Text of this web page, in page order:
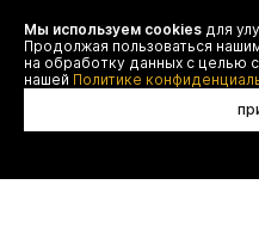
Я даю согласие на сбор,
персональных данных (имя,
рекламных и
Юнайтед', а также
Политикой
Мы используем cookies для
Продолжая пользоваться
на обработку данных с целью
нашей Политике